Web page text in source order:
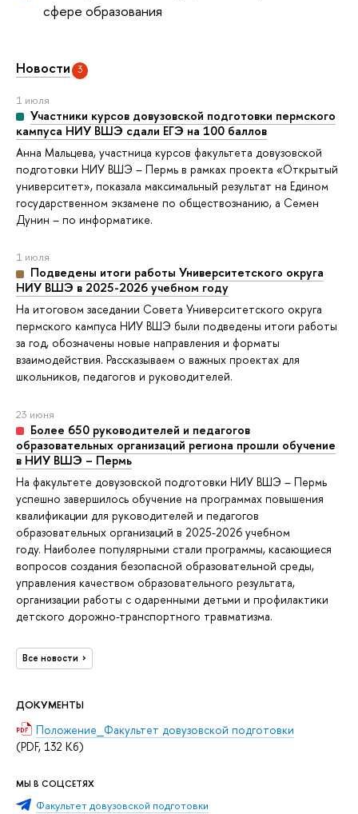
Новости 3
1 июля
Участники курсов довузовской подготовки пермского
кампуса НИУ ВШЭ сдали ЕГЭ на 100 баллов
Анна Мальцева, участница курсов факультета довузовской
подготовки НИУ ВШЭ – Пермь в рамках проекта «Открытый
университет», показала максимальный результат на Едином
государственном экзамене по обществознанию, а Семен
Дунин – по информатике.
1 июля
Подведены итоги работы Университетского округа
НИУ ВШЭ в 2025-2026 учебном году
На итоговом заседании Совета Университетского округа
пермского кампуса НИУ ВШЭ были подведены итоги работы
за год, обозначены новые направления и форматы
взаимодействия. Рассказываем о важных проектах для
школьников, педагогов и руководителей.
23 июня
Более 650 руководителей и педагогов
образовательных организаций региона прошли обучение
в НИУ ВШЭ – Пермь
На факультете довузовской подготовки НИУ ВШЭ – Пермь
успешно завершилось обучение на программах повышения
квалификации для руководителей и педагогов
образовательных организаций в 2025-2026 учебном
году. Наиболее популярными стали программы, касающиеся
вопросов создания безопасной образовательной среды,
управления качеством образовательного результата,
организации работы с одаренными детьми и профилактики
детского дорожно-транспортного травматизма.
Все новости
ДОКУМЕНТЫ
Положение_Факультет довузовской подготовки
(PDF, 132 Кб)
МЫ В СОЦСЕТЯХ
Факультет довузовской подготовки
сфере образования